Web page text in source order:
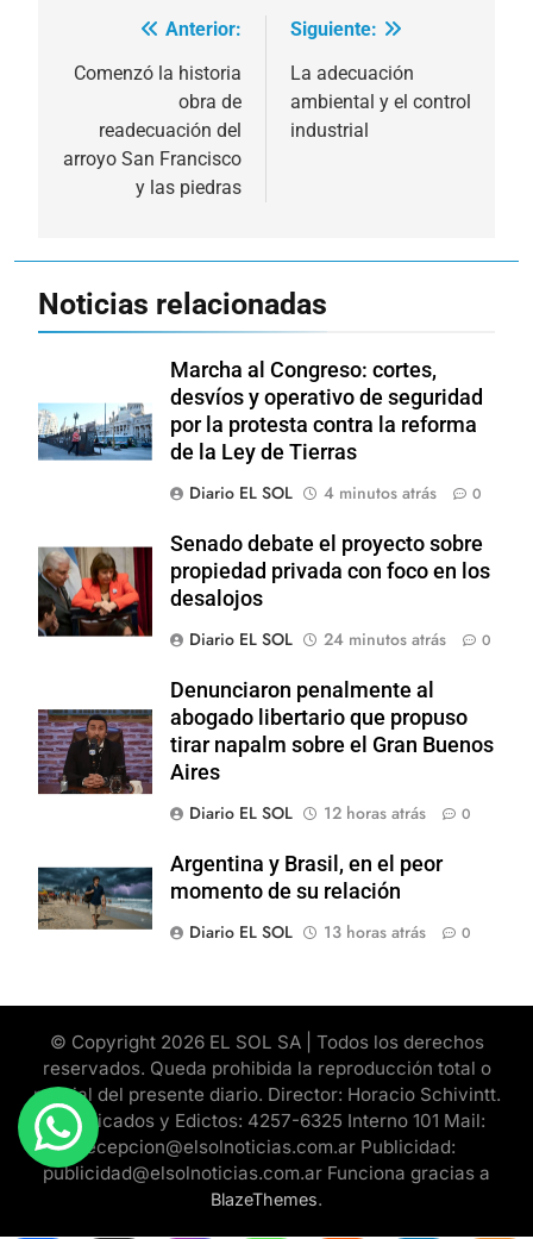
Navegación
de
entradas
Anterior:
Comenzó la historia
obra de
readecuación del
arroyo San Francisco
y las piedras
Siguiente:
La adecuación
ambiental y el control
industrial
Noticias relacionadas
Marcha al Congreso: cortes,
desvíos y operativo de seguridad
por la protesta contra la reforma
de la Ley de Tierras
Diario EL SOL
4 minutos atrás 0
Senado debate el proyecto sobre
propiedad privada con foco en los
desalojos
Diario EL SOL
24 minutos atrás 0
Denunciaron penalmente al
abogado libertario que propuso
tirar napalm sobre el Gran Buenos
Aires
Diario EL SOL
12 horas atrás 0
Argentina y Brasil, en el peor
momento de su relación
Diario EL SOL
13 horas atrás 0
© Copyright 2026 EL SOL SA | Todos los derechos
reservados. Queda prohibida la reproducción total o
parcial del presente diario. Director: Horacio Schivintt.
Clasificados y Edictos: 4257-6325 Interno 101 Mail:
recepcion@elsolnoticias.com.ar Publicidad:
publicidad@elsolnoticias.com.ar Funciona gracias a
BlazeThemes.